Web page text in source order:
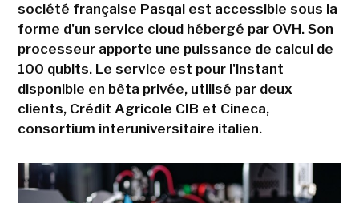
société française Pasqal est accessible sous la
forme d'un service cloud hébergé par OVH. Son
processeur apporte une puissance de calcul de
100 qubits. Le service est pour l'instant
disponible en bêta privée, utilisé par deux
clients, Crédit Agricole CIB et Cineca,
consortium interuniversitaire italien.